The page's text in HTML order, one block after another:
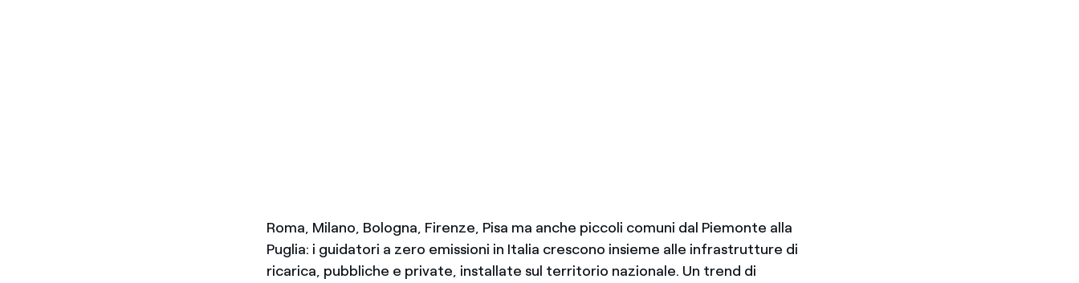
Roma, Milano, Bologna, Firenze, Pisa ma anche piccoli comuni dal Piemonte alla
Puglia: i guidatori a zero emissioni in Italia crescono insieme alle infrastrutture di
ricarica, pubbliche e private, installate sul territorio nazionale. Un trend di